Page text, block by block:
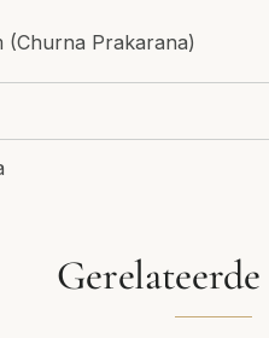
(Churna Prakarana)